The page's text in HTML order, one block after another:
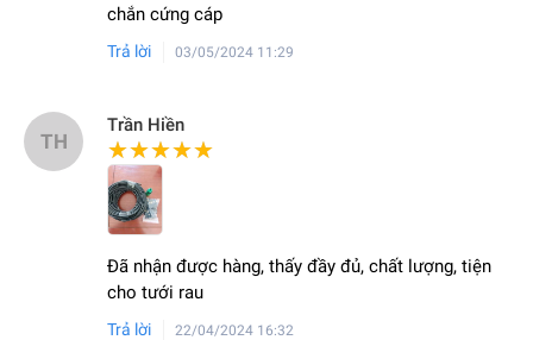
chắn cứng cáp
Trả lời 03/05/2024 11:29
TH
Trần Hiền
★★★★★
★★★★★
Đã nhận được hàng, thấy đầy đủ, chất lượng, tiện
cho tưới rau
Trả lời 22/04/2024 16:32